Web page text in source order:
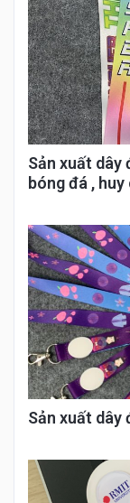
Sản xuất dây
bóng đá ,
Sản xuất dây